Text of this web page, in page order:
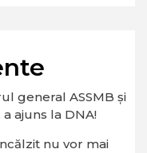
general ASSMB și
ajuns la DNA!
nu vor mai